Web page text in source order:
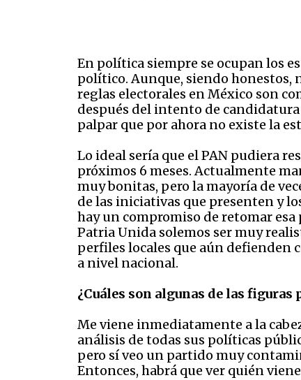
En política siempre se ocupan los
político. Aunque, siendo honestos,
reglas electorales en México son
después del intento de
palpar que por ahora no existe la
Lo ideal sería que el PAN pudiera
próximos 6 meses. Actualmente
muy bonitas, pero la mayoría de
de las iniciativas que presenten y
hay un compromiso de retomar
Patria Unida solemos ser muy
perfiles locales que aún defienden
a nivel nacional.
¿Cuáles son algunas de las
Me viene inmediatamente a la
análisis de todas sus políticas
pero sí veo un partido muy
Entonces, habrá que ver quién